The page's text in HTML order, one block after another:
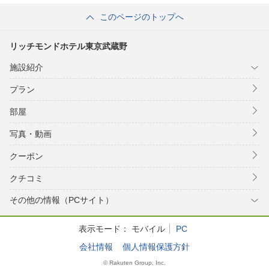
このページのトップへ
リッチモンドホテル東京武蔵野
施設紹介
プラン
部屋
写真・動画
クーポン
クチコミ
その他の情報（PCサイト）
表示モード： モバイル
PC
会社情報
個人情報保護方針
© Rakuten Group, Inc.